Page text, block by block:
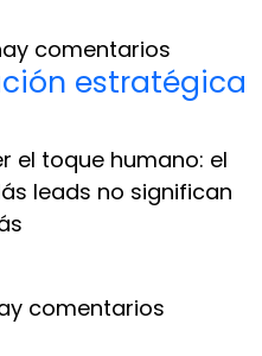
comentarios
estratégica
el toque humano: el
leads no significan
comentarios